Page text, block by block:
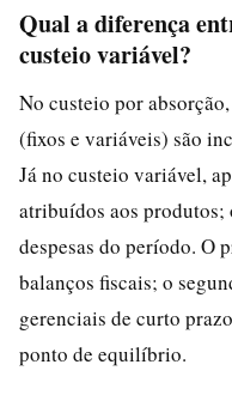
Qual a diferença
custeio variável?
No custeio por
(fixos e variáveis) são
Já no custeio variável,
atribuídos aos produtos;
despesas do período. O
balanços fiscais; o
gerenciais de curto
ponto de equilíbrio.